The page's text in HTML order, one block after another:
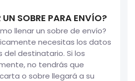
SOBRE PARA ENVÍO?
llenar un sobre de envío?
necesitas los datos
destinatario. Si los
no tendrás que
o sobre llegará a su